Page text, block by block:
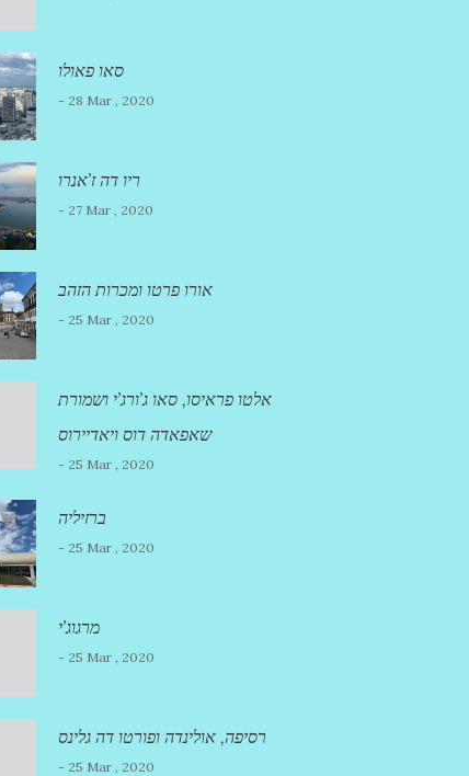
סאו פאולו
- 28 Mar , 2020
ריו דה ז’אנרו
- 27 Mar , 2020
אורו פרטו ומכרות הזהב
- 25 Mar , 2020
אלטו פראיסו, סאו ג’ורג’י ושמורת
שאפאדה דוס ויאדיירוס
- 25 Mar , 2020
ברזיליה
- 25 Mar , 2020
מרגוג’י
- 25 Mar , 2020
רסיפה, אולינדה ופורטו דה גלינס
- 25 Mar , 2020